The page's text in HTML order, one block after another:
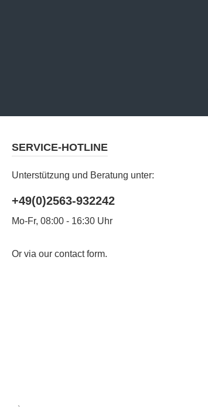
SERVICE-HOTLINE
Unterstützung und Beratung unter:
+49(0)2563-932242
Mo-Fr, 08:00 - 16:30 Uhr
Or via our contact form.
`